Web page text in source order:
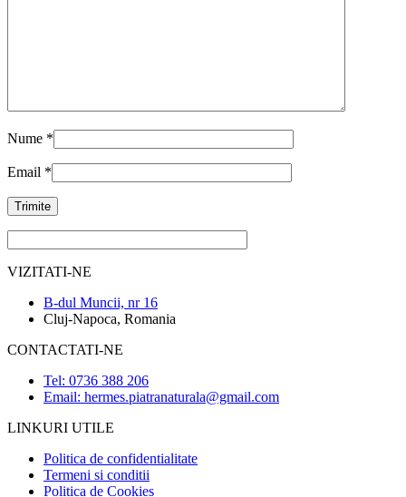
Nume *
Email *
VIZITATI-NE
B-dul Muncii, nr 16
Cluj-Napoca, Romania
CONTACTATI-NE
Tel: 0736 388 206
Email: hermes.piatranaturala@gmail.com
LINKURI UTILE
Politica de confidentialitate
Termeni si conditii
Politica de Cookies